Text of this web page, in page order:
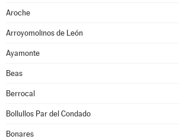
Aroche
Arroyomolinos de León
Ayamonte
Beas
Berrocal
Bollullos Par del Condado
Bonares